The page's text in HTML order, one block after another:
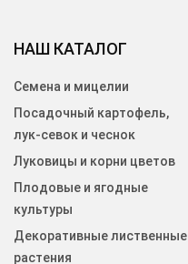
НАШ КАТАЛОГ
Семена и мицелии
Посадочный картофель,
лук-севок и чеснок
Луковицы и корни цветов
Плодовые и ягодные
культуры
Декоративные лиственные
растения